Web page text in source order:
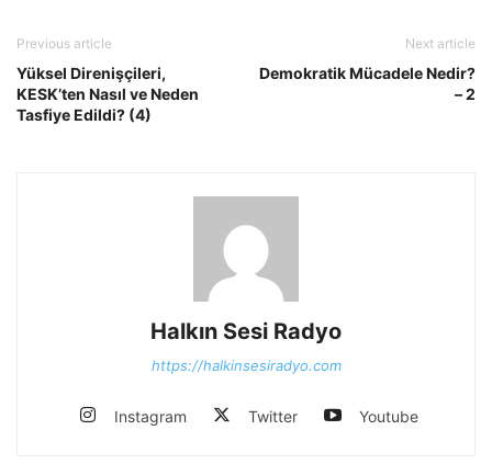
Previous article
Yüksel Direnişçileri,
KESK’ten Nasıl ve Neden
Tasfiye Edildi? (4)
Next article
Demokratik Mücadele Nedir?
– 2
Halkın Sesi Radyo
https://halkinsesiradyo.com
Instagram Twitter Youtube